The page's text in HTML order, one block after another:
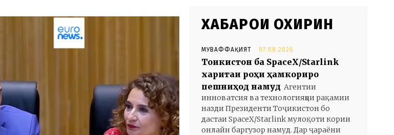
ХАБАРҲОИ ОХИРИН
МУВАФФАҚИЯТ 07.08.2026
Тоҷикистон ба SpaceX/Starlink
харитаи роҳи ҳамкориро
пешниҳод намуд Агентии
инноватсия ва технологияҳои рақамии
назди Президенти Тоҷикистон бо
дастаи SpaceX/Starlink мулоқоти кории
онлайн баргузор намуд. Дар ҷараёни